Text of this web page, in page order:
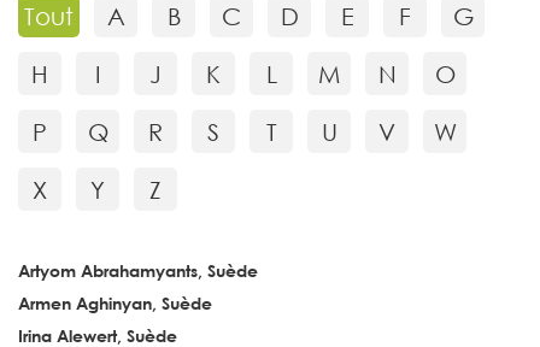
Tout A B C D E F
G
H
I J K L M N
O
P
Q R S T U V
W
X
Y Z
Artyom Abrahamyants, Suède
Armen Aghinyan, Suède
Irina Alewert, Suède